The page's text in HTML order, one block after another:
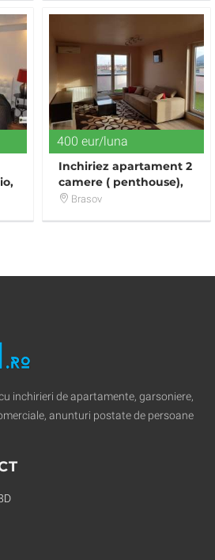
400 eur/luna
Inchiriez apartament 2
camere ( penthouse),
priveliste deosebita
Brasov
inchirieri de apartamente, garsoniere,
anunturi postate de persoane